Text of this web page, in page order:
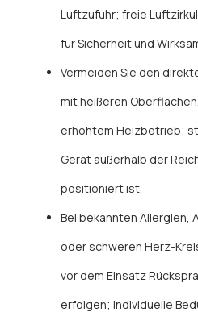
Luftzufuhr; freie
für Sicherheit und
Vermeiden Sie den
mit heißeren
erhöhtem Heizbetrieb;
Gerät außerhalb der
positioniert ist.
Bei bekannten Allergien,
oder schweren Herz-
vor dem Einsatz
erfolgen; individuelle